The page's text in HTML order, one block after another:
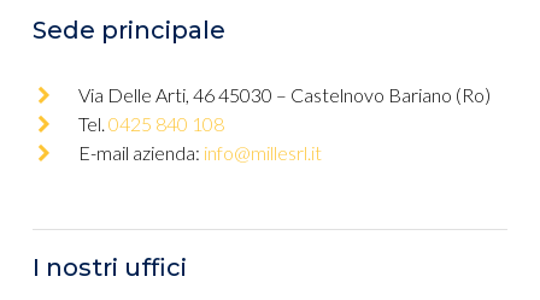
Sede principale
Via Delle Arti, 46 45030 – Castelnovo Bariano (Ro)
Tel. 0425 840 108
E-mail azienda: info@millesrl.it
I nostri uffici